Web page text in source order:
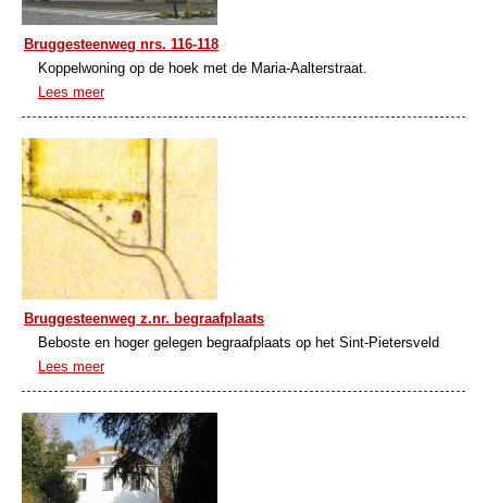
Bruggesteenweg nrs. 116-118
Koppelwoning op de hoek met de Maria-Aalterstraat.
Lees meer
Bruggesteenweg z.nr. begraafplaats
Beboste en hoger gelegen begraafplaats op het Sint-Pietersveld
Lees meer